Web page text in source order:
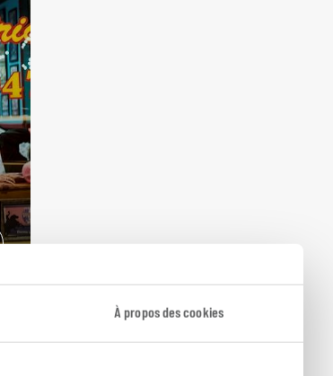
À propos des cookies